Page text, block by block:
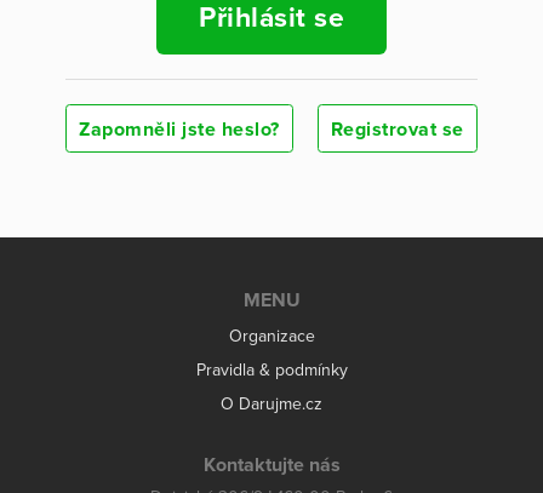
Přihlásit se
Zapomněli jste heslo? Registrovat se
MENU
Organizace
Pravidla & podmínky
O Darujme.cz
Kontaktujte nás